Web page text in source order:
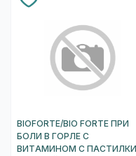
BIOFORTE/BIO FORTE ПРИ
БОЛИ В ГОРЛЕ С
ВИТАМИНОМ С ПАСТИЛКИ